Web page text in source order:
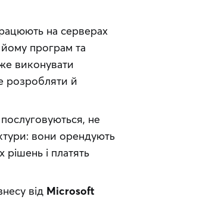
на серверах
програм та
виконувати
розробляти й
не
вони орендують
і платять
від Microsoft